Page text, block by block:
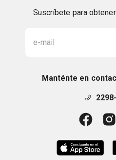
Suscríbete para
Manténte en